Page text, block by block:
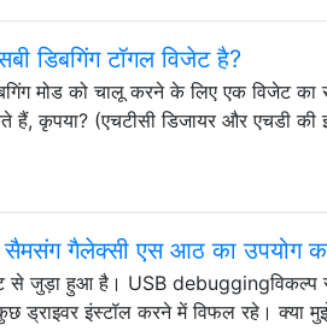
डिबगिंग टॉगल विजेट है?
मोड को चालू करने के लिए एक विजेट
कृपया? (एचटीसी डिजायर और एचडी की
सैमसंग गैलेक्सी एस आठ का उपयोग
से जुड़ा हुआ है। USB debuggingविकल्प
ड्राइवर इंस्टॉल करने में विफल रहे। क्या